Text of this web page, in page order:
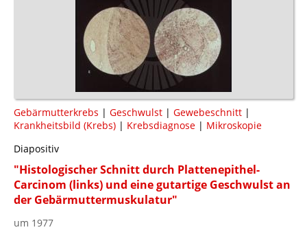
Gebärmutterkrebs | Geschwulst | Gewebeschnitt |
Krankheitsbild (Krebs) | Krebsdiagnose | Mikroskopie
Diapositiv
"Histologischer Schnitt durch Plattenepithel-
Carcinom (links) und eine gutartige Geschwulst an
der Gebärmuttermuskulatur"
um 1977